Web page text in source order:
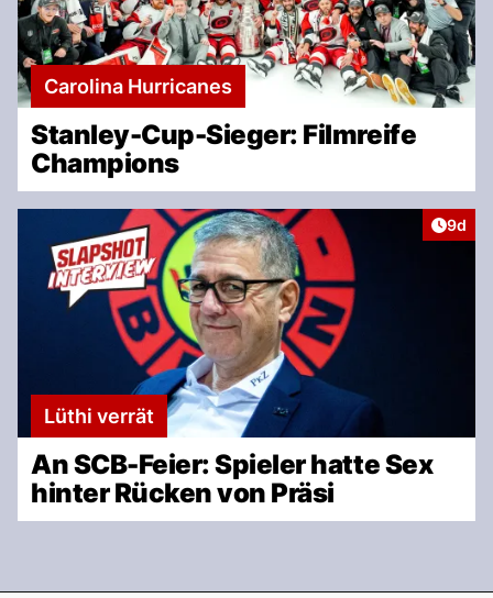
Carolina Hurricanes
Stanley-Cup-Sieger: Filmreife
Champions
9d
Lüthi verrät
An SCB-Feier: Spieler hatte Sex
hinter Rücken von Präsi